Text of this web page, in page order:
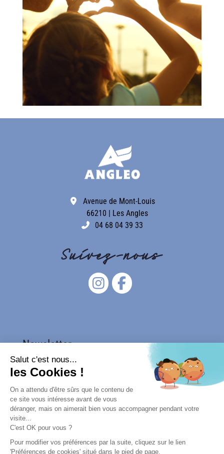
Salut c'est nous...
les Cookies !
On a attendu d'être sûrs que le contenu de
ce site vous intéresse avant de vous
déranger, mais on aimerait bien vous accompagner pendant votre
visite...
C'est OK pour vous ?
Pour modifier vos préférences par la suite, cliquez sur le lien
'Préférences de cookies' situé dans le pied de page.
Avenue de Mont-Louis
66210 | Les Angles
04 68 04 39 33
Suivez-nous
Newsletter
LIENS